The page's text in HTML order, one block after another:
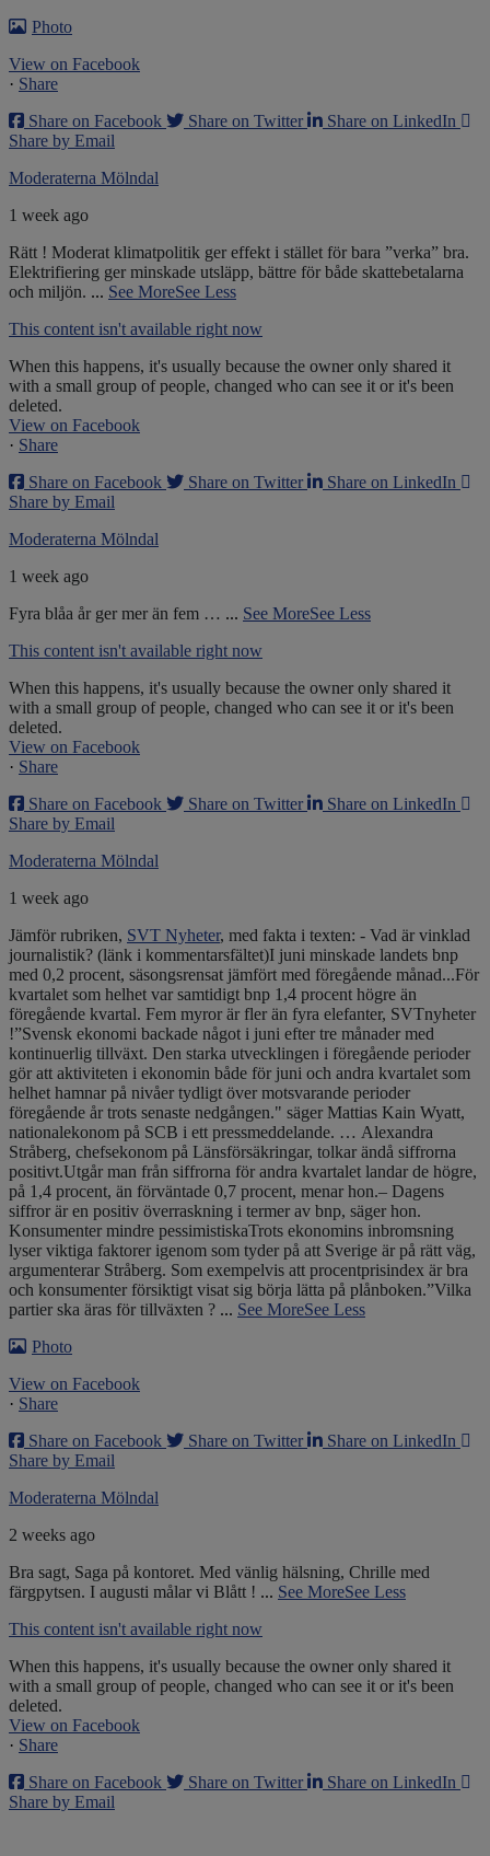
Photo
View on Facebook
· Share
Share on Facebook
Share on Twitter
Share on LinkedIn
Share by Email
Moderaterna Mölndal
1 week ago
Rätt ! Moderat klimatpolitik ger effekt i stället för bara ”verka” bra.
Elektrifiering ger minskade utsläpp, bättre för både skattebetalarna
och miljön. ... See MoreSee Less
This content isn't available right now
When this happens, it's usually because the owner only shared it
with a small group of people, changed who can see it or it's been
deleted.
View on Facebook
· Share
Share on Facebook
Share on Twitter
Share on LinkedIn
Share by Email
Moderaterna Mölndal
1 week ago
Fyra blåa år ger mer än fem … ... See MoreSee Less
This content isn't available right now
When this happens, it's usually because the owner only shared it
with a small group of people, changed who can see it or it's been
deleted.
View on Facebook
· Share
Share on Facebook
Share on Twitter
Share on LinkedIn
Share by Email
Moderaterna Mölndal
1 week ago
Jämför rubriken, SVT Nyheter, med fakta i texten: - Vad är vinklad
journalistik? (länk i kommentarsfältet)I juni minskade landets bnp
med 0,2 procent, säsongsrensat jämfört med föregående månad...För
kvartalet som helhet var samtidigt bnp 1,4 procent högre än
föregående kvartal. Fem myror är fler än fyra elefanter, SVTnyheter
!”Svensk ekonomi backade något i juni efter tre månader med
kontinuerlig tillväxt. Den starka utvecklingen i föregående perioder
gör att aktiviteten i ekonomin både för juni och andra kvartalet som
helhet hamnar på nivåer tydligt över motsvarande perioder
föregående år trots senaste nedgången." säger Mattias Kain Wyatt,
nationalekonom på SCB i ett pressmeddelande. … Alexandra
Stråberg, chefsekonom på Länsförsäkringar, tolkar ändå siffrorna
positivt.Utgår man från siffrorna för andra kvartalet landar de högre,
på 1,4 procent, än förväntade 0,7 procent, menar hon.– Dagens
siffror är en positiv överraskning i termer av bnp, säger hon.
Konsumenter mindre pessimistiskaTrots ekonomins inbromsning
lyser viktiga faktorer igenom som tyder på att Sverige är på rätt väg,
argumenterar Stråberg. Som exempelvis att procentprisindex är bra
och konsumenter försiktigt visat sig börja lätta på plånboken.”Vilka
partier ska äras för tillväxten ? ... See MoreSee Less
Photo
View on Facebook
· Share
Share on Facebook
Share on Twitter
Share on LinkedIn
Share by Email
Moderaterna Mölndal
2 weeks ago
Bra sagt, Saga på kontoret. Med vänlig hälsning, Chrille med
färgpytsen. I augusti målar vi Blått ! ... See MoreSee Less
This content isn't available right now
When this happens, it's usually because the owner only shared it
with a small group of people, changed who can see it or it's been
deleted.
View on Facebook
· Share
Share on Facebook
Share on Twitter
Share on LinkedIn
Share by Email